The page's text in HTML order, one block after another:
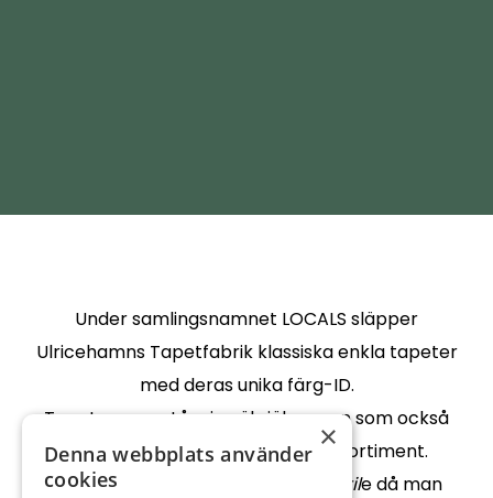
Under samlingsnamnet LOCALS släpper
Ulricehamns Tapetfabrik klassiska enkla tapeter
med deras unika färg-ID.
Tapeter som står sig väl själva men som också
fångar upp och lyfter befintligt sortiment.
De senare har getts ändelsen
Tactile då man
×
Denna webbplats använder
cookies